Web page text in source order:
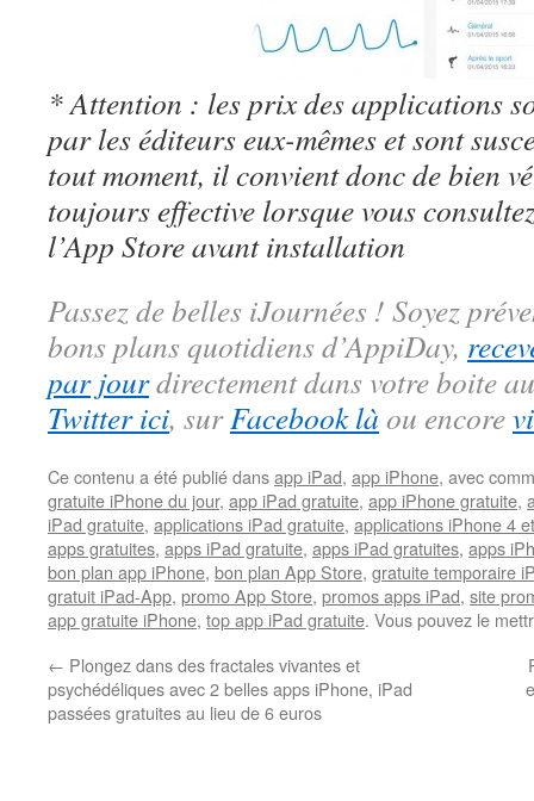
* Attention : les prix des applications
par les éditeurs eux-mêmes et sont
tout moment, il convient donc de bien
toujours effective lorsque vous
l’App Store avant installation
Passez de belles iJournées ! Soyez
bons plans quotidiens d’AppiDay,
par jourdirectement dans votre boite
Twitter ici, surFacebook là ou encore
Ce contenu a été publié dansapp iPad, app iPhone, avec
gratuite iPhone du jour, app iPad gratuite, app iPhone gratuite,
iPad gratuite, applications iPad gratuite, applications iPhone 4
apps gratuites, apps iPad gratuite, apps iPad gratuites, apps
bon plan app iPhone, bon plan App Store, gratuite temporaire
gratuit iPad-App, promo App Store, promos apps iPad, site
app gratuite iPhone, top app iPad gratuite. Vous pouvez le
← Plongez dans des fractales vivantes et
psychédéliques avec 2 belles apps iPhone, iPad
passées gratuites au lieu de 6 euros